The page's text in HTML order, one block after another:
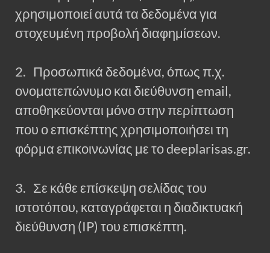
χρησιμοποιεί αυτά τα δεδομένα για
στοχευμένη προβολή διαφημίσεων.
2. Προσωπικά δεδομένα, όπως π.χ.
ονοματεπώνυμο και διεύθυνση email,
αποθηκεύονται μόνο στην περίπτωση
που ο επισκέπτης χρησιμοποιήσει τη
φόρμα επικοινωνίας με το deeplarisas.gr.
3. Σε κάθε επίσκεψη σελίδας του
ιστοτόπου, καταγράφεται η διαδικτυακή
διεύθυνση (IP) του επισκέπτη.